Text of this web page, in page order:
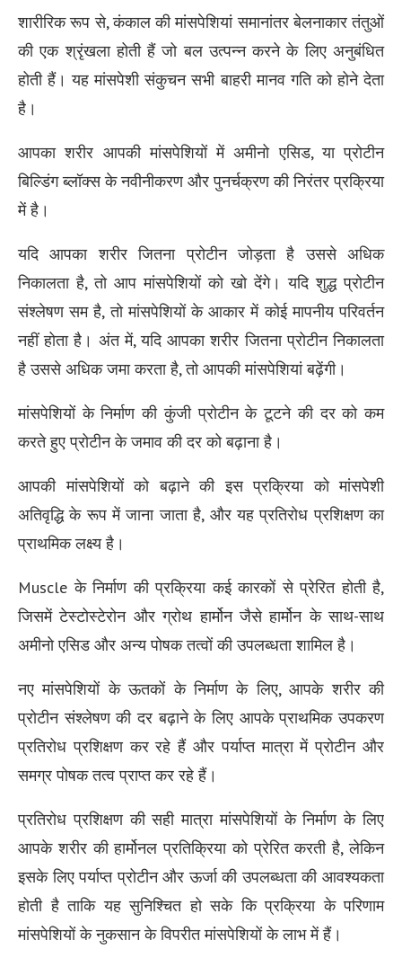
शारीरिक रूप से, कंकाल की मांसपेशियां समानांतर बेलनाकार तंतुओं
की एक श्रृंखला होती हैं जो बल उत्पन्न करने के लिए अनुबंधित
होती हैं। यह मांसपेशी संकुचन सभी बाहरी मानव गति को होने देता
है।
आपका शरीर आपकी मांसपेशियों में अमीनो एसिड, या प्रोटीन
बिल्डिंग ब्लॉक्स के नवीनीकरण और पुनर्चक्रण की निरंतर प्रक्रिया
में है।
यदि आपका शरीर जितना प्रोटीन जोड़ता है उससे अधिक
निकालता है, तो आप मांसपेशियों को खो देंगे। यदि शुद्ध प्रोटीन
संश्लेषण सम है, तो मांसपेशियों के आकार में कोई मापनीय परिवर्तन
नहीं होता है। अंत में, यदि आपका शरीर जितना प्रोटीन निकालता
है उससे अधिक जमा करता है, तो आपकी मांसपेशियां बढ़ेंगी।
मांसपेशियों के निर्माण की कुंजी प्रोटीन के टूटने की दर को कम
करते हुए प्रोटीन के जमाव की दर को बढ़ाना है।
आपकी मांसपेशियों को बढ़ाने की इस प्रक्रिया को मांसपेशी
अतिवृद्धि के रूप में जाना जाता है, और यह प्रतिरोध प्रशिक्षण का
प्राथमिक लक्ष्य है।
Muscle के निर्माण की प्रक्रिया कई कारकों से प्रेरित होती है,
जिसमें टेस्टोस्टेरोन और ग्रोथ हार्मोन जैसे हार्मोन के साथ-साथ
अमीनो एसिड और अन्य पोषक तत्वों की उपलब्धता शामिल है।
नए मांसपेशियों के ऊतकों के निर्माण के लिए, आपके शरीर की
प्रोटीन संश्लेषण की दर बढ़ाने के लिए आपके प्राथमिक उपकरण
प्रतिरोध प्रशिक्षण कर रहे हैं और पर्याप्त मात्रा में प्रोटीन और
समग्र पोषक तत्व प्राप्त कर रहे हैं।
प्रतिरोध प्रशिक्षण की सही मात्रा मांसपेशियों के निर्माण के लिए
आपके शरीर की हार्मोनल प्रतिक्रिया को प्रेरित करती है, लेकिन
इसके लिए पर्याप्त प्रोटीन और ऊर्जा की उपलब्धता की आवश्यकता
होती है ताकि यह सुनिश्चित हो सके कि प्रक्रिया के परिणाम
मांसपेशियों के नुकसान के विपरीत मांसपेशियों के लाभ में हैं।